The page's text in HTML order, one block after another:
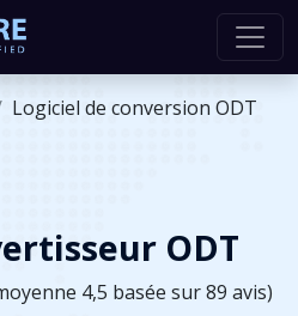
Logiciel de conversion ODT
ODT
4,5 basée sur 89 avis)